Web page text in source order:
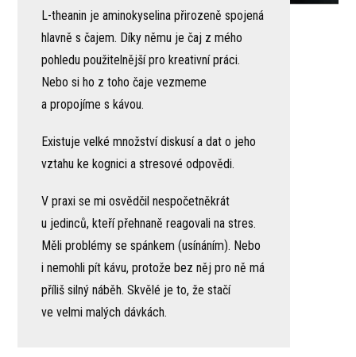
L-theanin je aminokyselina přirozeně spojená
hlavně s čajem. Díky němu je čaj z mého
pohledu použitelnější pro kreativní práci.
Nebo si ho z toho čaje vezmeme
a propojíme s kávou.
Existuje velké množství diskusí a dat o jeho
vztahu ke kognici a stresové odpovědi.
V praxi se mi osvědčil nespočetněkrát
u jedinců, kteří přehnaně reagovali na stres.
Měli problémy se spánkem (usínáním). Nebo
i nemohli pít kávu, protože bez něj pro ně má
příliš silný náběh. Skvělé je to, že stačí
ve velmi malých dávkách.